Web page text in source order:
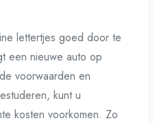
lettertjes goed door te
een nieuwe auto op
voorwaarden en
kunt u
kosten voorkomen. Zo